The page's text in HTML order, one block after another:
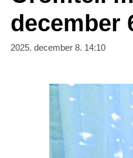
december
2025. december 8. 14:10